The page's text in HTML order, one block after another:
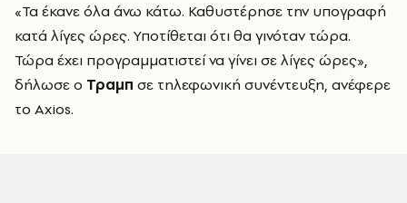
«Τα έκανε όλα άνω κάτω. Καθυστέρησε την υπογραφή
κατά λίγες ώρες. Υποτίθεται ότι θα γινόταν τώρα.
Τώρα έχει προγραμματιστεί να γίνει σε λίγες ώρες»,
δήλωσε ο Τραμπ σε τηλεφωνική συνέντευξη, ανέφερε
το Axios.